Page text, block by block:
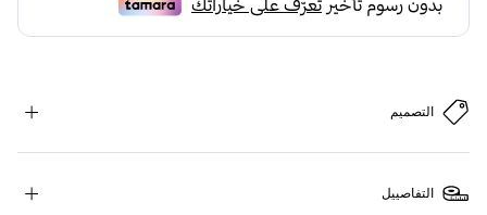
التصميم
التفاصييل